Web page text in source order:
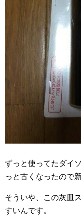
ずっと使ってたダイ
っと古くなったので
そういや、この灰皿
すいんです。